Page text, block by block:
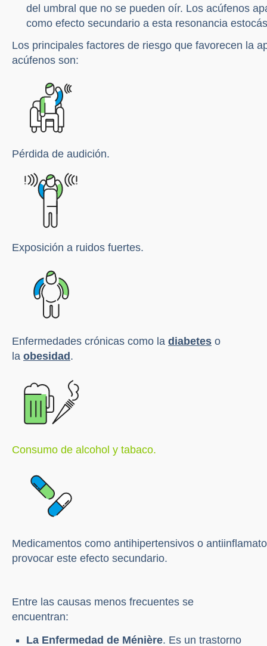
del umbral que no se pueden oír. Los acúfenos
como efecto secundario a esta resonancia
Los principales factores de riesgo que favorecen la
acúfenos son:
Pérdida de audición.
Exposición a ruidos fuertes.
Enfermedades crónicas como la diabetes o
la obesidad.
Consumo de alcohol y tabaco.
Medicamentos como antihipertensivos o
provocar este efecto secundario.
Entre las causas menos frecuentes se
encuentran:
La Enfermedad de Ménière. Es un trastorno